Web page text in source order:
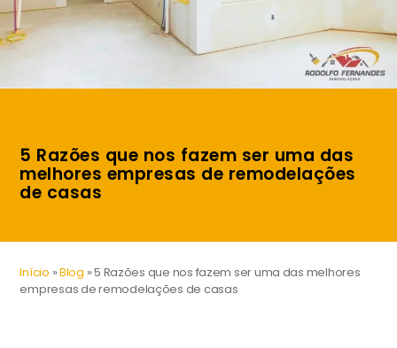
5 Razões que nos fazem ser uma das
melhores empresas de remodelações
de casas
Início »Blog »5 Razões que nos fazem ser uma das melhores
empresas de remodelações de casas